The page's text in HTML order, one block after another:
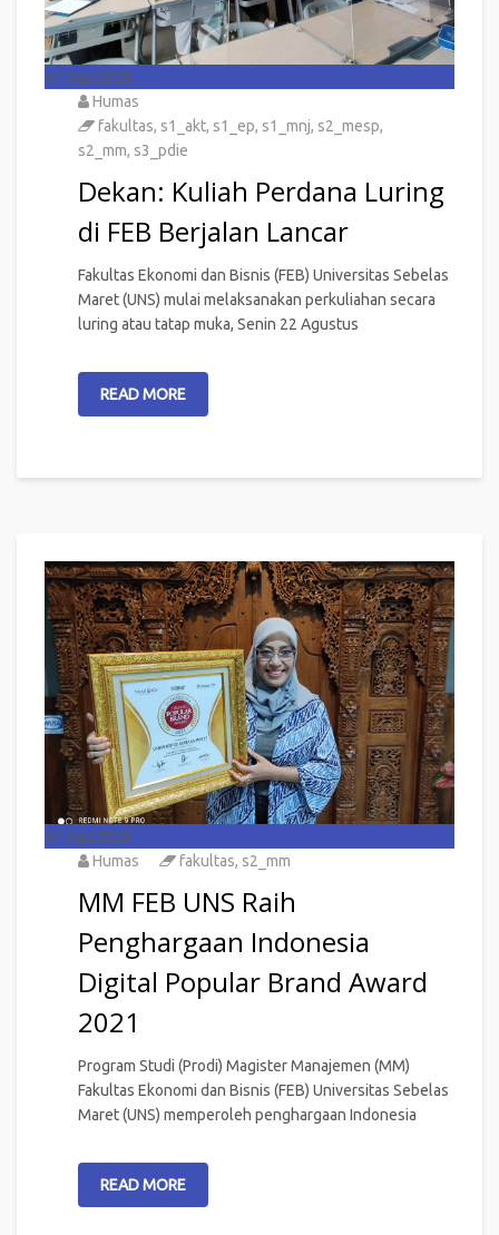
07 Agu 2026
Humas
fakultas, s1_akt, s1_ep, s1_mnj, s2_mesp,
s2_mm, s3_pdie
Dekan: Kuliah Perdana Luring
di FEB Berjalan Lancar
Fakultas Ekonomi dan Bisnis (FEB) Universitas Sebelas
Maret (UNS) mulai melaksanakan perkuliahan secara
luring atau tatap muka, Senin 22 Agustus
READ MORE
07 Agu 2026
Humas
fakultas, s2_mm
MM FEB UNS Raih
Penghargaan Indonesia
Digital Popular Brand Award
2021
Program Studi (Prodi) Magister Manajemen (MM)
Fakultas Ekonomi dan Bisnis (FEB) Universitas Sebelas
Maret (UNS) memperoleh penghargaan Indonesia
READ MORE